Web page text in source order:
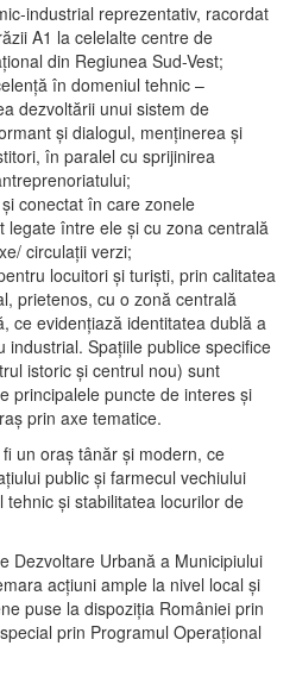
industrial reprezentativ, racordat
A1 la celelalte centre de
din Regiunea Sud-Vest;
în domeniul tehnic –
dezvoltării unui sistem de
şi dialogul, menţinerea şi
în paralel cu sprijinirea
conectat în care zonele
legate între ele şi cu zona centrală
circulații verzi;
locuitori şi turişti, prin calitatea
prietenos, cu o zonă centrală
ce evidenţiază identitatea dublă a
industrial. Spaţiile publice specifice
istoric şi centrul nou) sunt
principalele puncte de interes şi
prin axe tematice.
un oraş tânăr şi modern, ce
public şi farmecul vechiului
şi stabilitatea locurilor de
Dezvoltare Urbană a Municipiului
acţiuni ample la nivel local şi
puse la dispoziţia României prin
prin Programul Operațional